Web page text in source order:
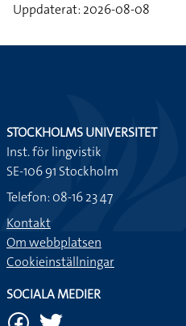
Uppdaterat: 2026-08-08
STOCKHOLMS UNIVERSITET
Inst. för lingvistik
SE-106 91 Stockholm
Telefon: 08-16 23 47
Kontakt
Om webbplatsen
Cookieinställningar
SOCIALA MEDIER